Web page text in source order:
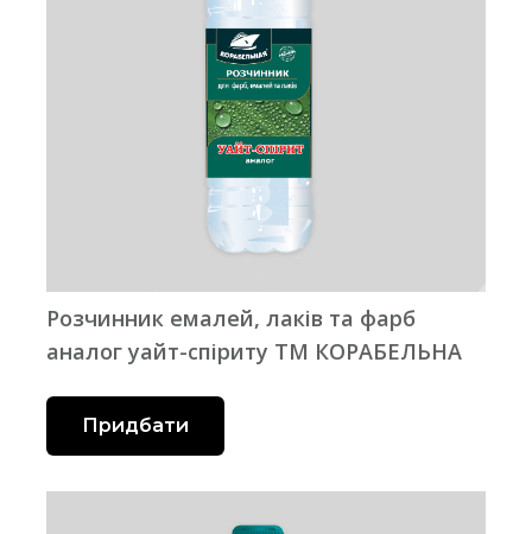
Розчинник емалей, лаків та фарб
аналог уайт-спіриту ТМ КОРАБЕЛЬНА
Придбати